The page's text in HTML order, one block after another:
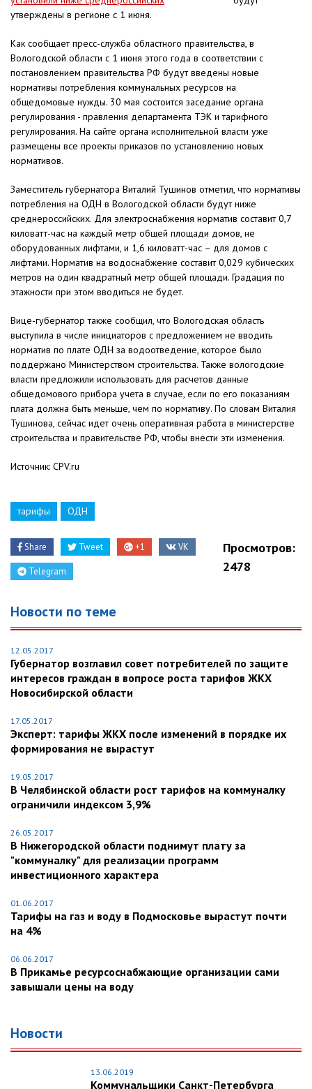
утверждены в регионе с 1 июня.
Как сообщает пресс-служба областного правительства, в
Вологодской области с 1 июня этого года в соответствии с
постановлением правительства РФ будут введены новые
нормативы потребления коммунальных ресурсов на
общедомовые нужды. 30 мая состоится заседание органа
регулирования - правления департамента ТЭК и тарифного
регулирования. На сайте органа исполнительной власти уже
размещены все проекты приказов по установлению новых
нормативов.
Заместитель губернатора Виталий Тушинов отметил, что нормативы
потребления на ОДН в Вологодской области будут ниже
среднероссийских. Для электроснабжения норматив составит 0,7
киловатт-час на каждый метр общей площади домов, не
оборудованных лифтами, и 1,6 киловатт-час – для домов с
лифтами. Норматив на водоснабжение составит 0,029 кубических
метров на один квадратный метр общей площади. Градация по
этажности при этом вводиться не будет.
Вице-губернатор также сообщил, что Вологодская область
выступила в числе инициаторов с предложением не вводить
норматив по плате ОДН за водоотведение, которое было
поддержано Министерством строительства. Также вологодские
власти предложили использовать для расчетов данные
общедомового прибора учета в случае, если по его показаниям
плата должна быть меньше, чем по нормативу. По словам Виталия
Тушинова, сейчас идет очень оперативная работа в министерстве
строительства и правительстве РФ, чтобы внести эти изменения.
Источник: CPV.ru
тарифы ОДН
Share Tweet +1 VK
Telegram
Просмотров:
2478
Новости по теме
12.05.2017
Губернатор возглавил совет потребителей по защите
интересов граждан в вопросе роста тарифов ЖКХ
Новосибирской области
17.05.2017
Эксперт: тарифы ЖКХ после изменений в порядке их
формирования не вырастут
19.05.2017
В Челябинской области рост тарифов на коммуналку
ограничили индексом 3,9%
26.05.2017
В Нижегородской области поднимут плату за
"коммуналку" для реализации программ
инвестиционного характера
01.06.2017
Тарифы на газ и воду в Подмосковье вырастут почти
на 4%
06.06.2017
В Прикамье ресурсоснабжающие организации сами
завышали цены на воду
Новости
13.06.2019
Коммунальщики Санкт-Петербурга